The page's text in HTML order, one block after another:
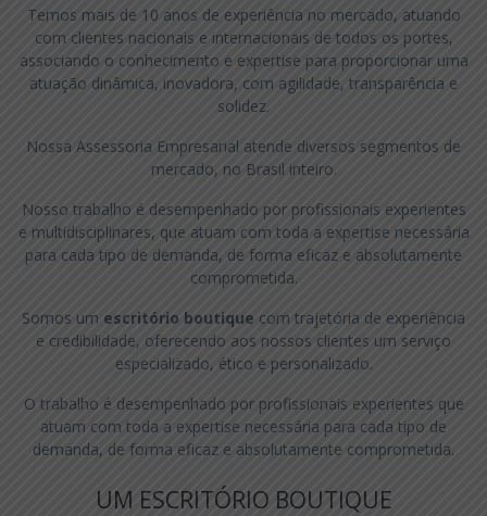
Temos mais de 10 anos de experiência no mercado, atuando
com clientes nacionais e internacionais de todos os portes,
associando o conhecimento e expertise para proporcionar uma
atuação dinâmica, inovadora, com agilidade, transparência e
solidez.
Nossa Assessoria Empresarial atende diversos segmentos de
mercado, no Brasil inteiro.
Nosso trabalho é desempenhado por profissionais experientes
e multidisciplinares, que atuam com toda a expertise necessária
para cada tipo de demanda, de forma eficaz e absolutamente
comprometida.
Somos um escritório boutique com trajetória de experiência
e credibilidade, oferecendo aos nossos clientes um serviço
especializado, ético e personalizado.
O trabalho é desempenhado por profissionais experientes que
atuam com toda a expertise necessária para cada tipo de
demanda, de forma eficaz e absolutamente comprometida.
UM ESCRITÓRIO BOUTIQUE